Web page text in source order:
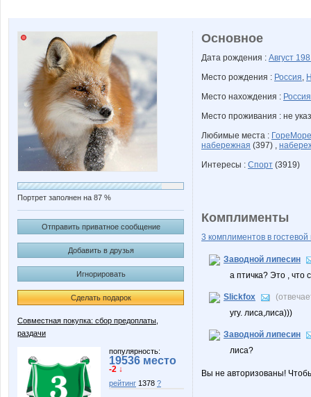
Портрет заполнен на 87 %
Отправить приватное сообщение
Добавить в друзья
Игнорировать
Сделать подарок
Совместная покупка: сбор предоплаты,
раздачи
популярность:
19536 место
-2 ↓
рейтинг 1378 ?
Основное
Дата рождения : Август
Место рождения : Россия,
Место нахождения : Россия
Место проживания : не
Любимые места : ГореМоре
набережная (397) ,
Интересы : Спорт (3919)
Комплименты
3 комплиментов в гостевой
Заводной липесин
а птичка? Это , что
Slickfox
угу. лиса,лиса)))
Заводной липесин
лиса?
Вы не авторизованы!